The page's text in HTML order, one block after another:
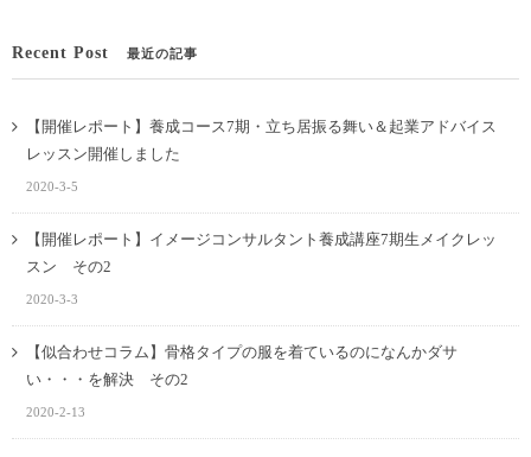
Recent Post 最近の記事
【開催レポート】養成コース7期・立ち居振る舞い＆起業アドバイス
レッスン開催しました
2020-3-5
【開催レポート】イメージコンサルタント養成講座7期生メイクレッ
スン その2
2020-3-3
【似合わせコラム】骨格タイプの服を着ているのになんかダサ
い・・・を解決 その2
2020-2-13